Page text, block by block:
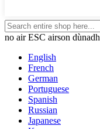
no air ESC airson dùnadh
English
French
German
Portuguese
Spanish
Russian
Japanese